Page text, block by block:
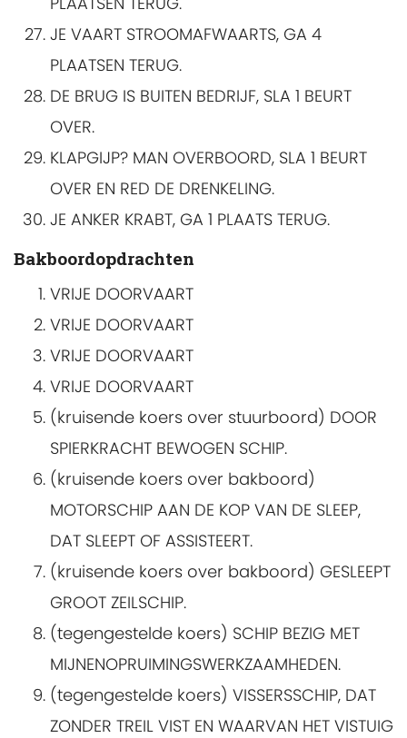
JE VAART STROOMAFWAARTS, GA 4
PLAATSEN TERUG.
DE BRUG IS BUITEN BEDRIJF, SLA 1 BEURT
OVER.
KLAPGIJP? MAN OVERBOORD, SLA 1 BEURT
OVER EN RED DE DRENKELING.
JE ANKER KRABT, GA 1 PLAATS TERUG.
Bakboordopdrachten
VRIJE DOORVAART
VRIJE DOORVAART
VRIJE DOORVAART
VRIJE DOORVAART
(kruisende koers over stuurboord) DOOR
SPIERKRACHT BEWOGEN SCHIP.
(kruisende koers over bakboord)
MOTORSCHIP AAN DE KOP VAN DE SLEEP,
DAT SLEEPT OF ASSISTEERT.
(kruisende koers over bakboord) GESLEEPT
GROOT ZEILSCHIP.
(tegengestelde koers) SCHIP BEZIG MET
MIJNENOPRUIMINGSWERKZAAMHEDEN.
(tegengestelde koers) VISSERSSCHIP, DAT
ZONDER TREIL VIST EN WAARVAN HET VISTUIG